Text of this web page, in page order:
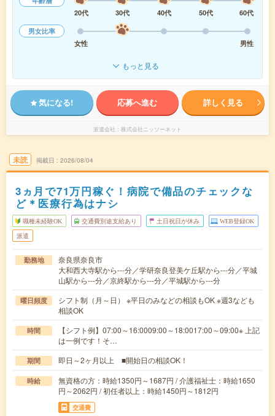
20代
30代 40代 50代
60代
男女比率
女性
男性
もっと見る
気になる! 応募へ進む 詳しく見る
派遣会社 株式会社ニッソーネット
未読 掲載日 2026/08/04
3ヵ月で71万円稼ぐ！病院で備品のチェックな
ど＊医療行為はナシ
職種未経験OK 交通費別途支給あり 土日祝日が休み WEB登録OK
派遣
勤務地
奈良県奈良市
大和西大寺駅から---分／学研奈良登美ケ丘駅から---分／平城
山駅から---分／京終駅から---分／平城駅から---分
曜日頻度
シフト制（月～日） ※平日のみなどの相談もOK ※週3なども
相談OK
時間
【シフト例】07:00～16:0009:00～18:0017:00～09:00※ 上記
は一例です！そ…
期間 即日～2ヶ月以上 ■開始日の相談OK！
時給
無資格の方：時給1350円～1687円 / 介護福祉士：時給1650
円～2062円 / 初任者以上：時給1450円～1812円
交通費